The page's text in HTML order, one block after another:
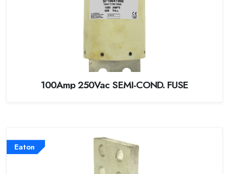
100Amp 250Vac SEMI-COND. FUSE
Eaton